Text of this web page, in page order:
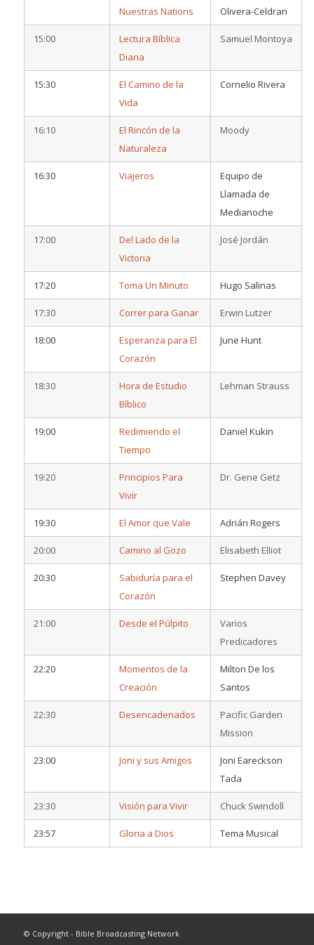
Nuestras Nations
Olivera-Celdran
15:00
Lectura Bíblica
Diaria
Samuel Montoya
15:30
El Camino de la
Vida
Cornelio Rivera
16:10
El Rincón de la
Naturaleza
Moody
16:30 Viajeros
Equipo de
Llamada de
Medianoche
17:00
Del Lado de la
Victoria
José Jordán
17:20 Toma Un Minuto Hugo Salinas
17:30 Correr para Ganar Erwin Lutzer
18:00
Esperanza para El
Corazón
June Hunt
18:30
Hora de Estudio
Bíblico
Lehman Strauss
19:00
Redimiendo el
Tiempo
Daniel Kukin
19:20
Principios Para
Vivir
Dr. Gene Getz
19:30 El Amor que Vale Adrián Rogers
20:00 Camino al Gozo Elisabeth Elliot
20:30
Sabiduría para el
Corazón
Stephen Davey
21:00 Desde el Púlpito
Varios
Predicadores
22:20
Momentos de la
Creación
Milton De los
Santos
22:30 Desencadenados
Pacific Garden
Mission
23:00 Joni y sus Amigos
Joni Eareckson
Tada
23:30 Visión para Vivir Chuck Swindoll
23:57 Gloria a Dios Tema Musical
© Copyright - Bible Broadcasting Network